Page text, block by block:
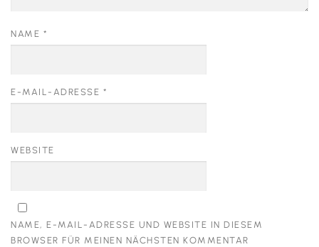
NAME *
E-MAIL-ADRESSE *
WEBSITE
NAME, E-MAIL-ADRESSE UND WEBSITE IN DIESEM
BROWSER FÜR MEINEN NÄCHSTEN KOMMENTAR